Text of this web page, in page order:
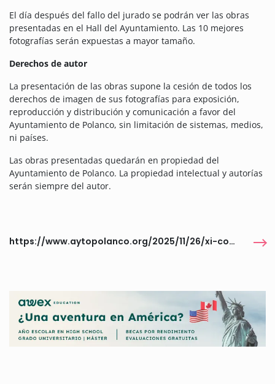
El día después del fallo del jurado se podrán ver las obras
presentadas en el Hall del Ayuntamiento. Las 10 mejores
fotografías serán expuestas a mayor tamaño.
Derechos de autor
La presentación de las obras supone la cesión de todos los
derechos de imagen de sus fotografías para exposición,
reproducción y distribución y comunicación a favor del
Ayuntamiento de Polanco, sin limitación de sistemas, medios,
ni países.
Las obras presentadas quedarán en propiedad del
Ayuntamiento de Polanco. La propiedad intelectual y autorías
serán siempre del autor.
https://www.aytopolanco.org/2025/11/26/xi-concurso-internacional-de-fotografia-ayuntamiento-de-polanco/